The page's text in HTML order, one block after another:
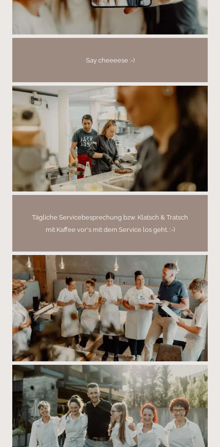
Say cheeeese :-)
Tägliche Servicebesprechung bzw. Klatsch & Tratsch
mit Kaffee vor's mit dem Service los geht. ;-)